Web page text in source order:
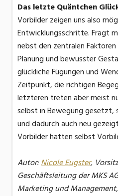
Das letzte Quäntchen
Vorbilder zeigen uns also
Entwicklungsschritte. Fragt
nebst den zentralen
Planung und bewusster
glückliche Fügungen und
Zeitpunkt, die richtigen
letzteren treten aber meist
selbst in Bewegung
und dadurch auch neu
Vorbilder hatten selbst
Autor:Nicole Eugster,
Geschäftsleitung der MKS
Marketing und